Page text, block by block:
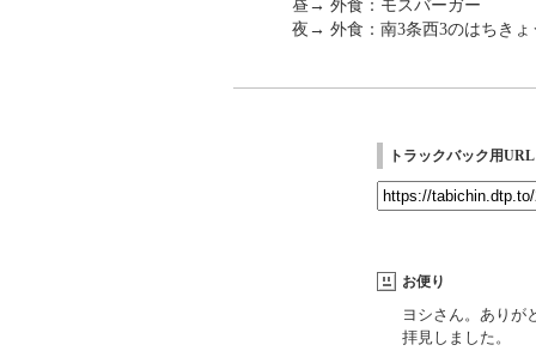
昼→ 外食：モスバーガー
夜→ 外食：南3条西3のはちきょ
トラックバック用URL
お便り
ヨシさん。あり
拝見しました。